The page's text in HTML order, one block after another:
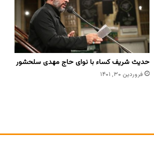
حدیث شریف کساء با نوای حاج مهدی سلحشور
فروردین ۳۰, ۱۴۰۱